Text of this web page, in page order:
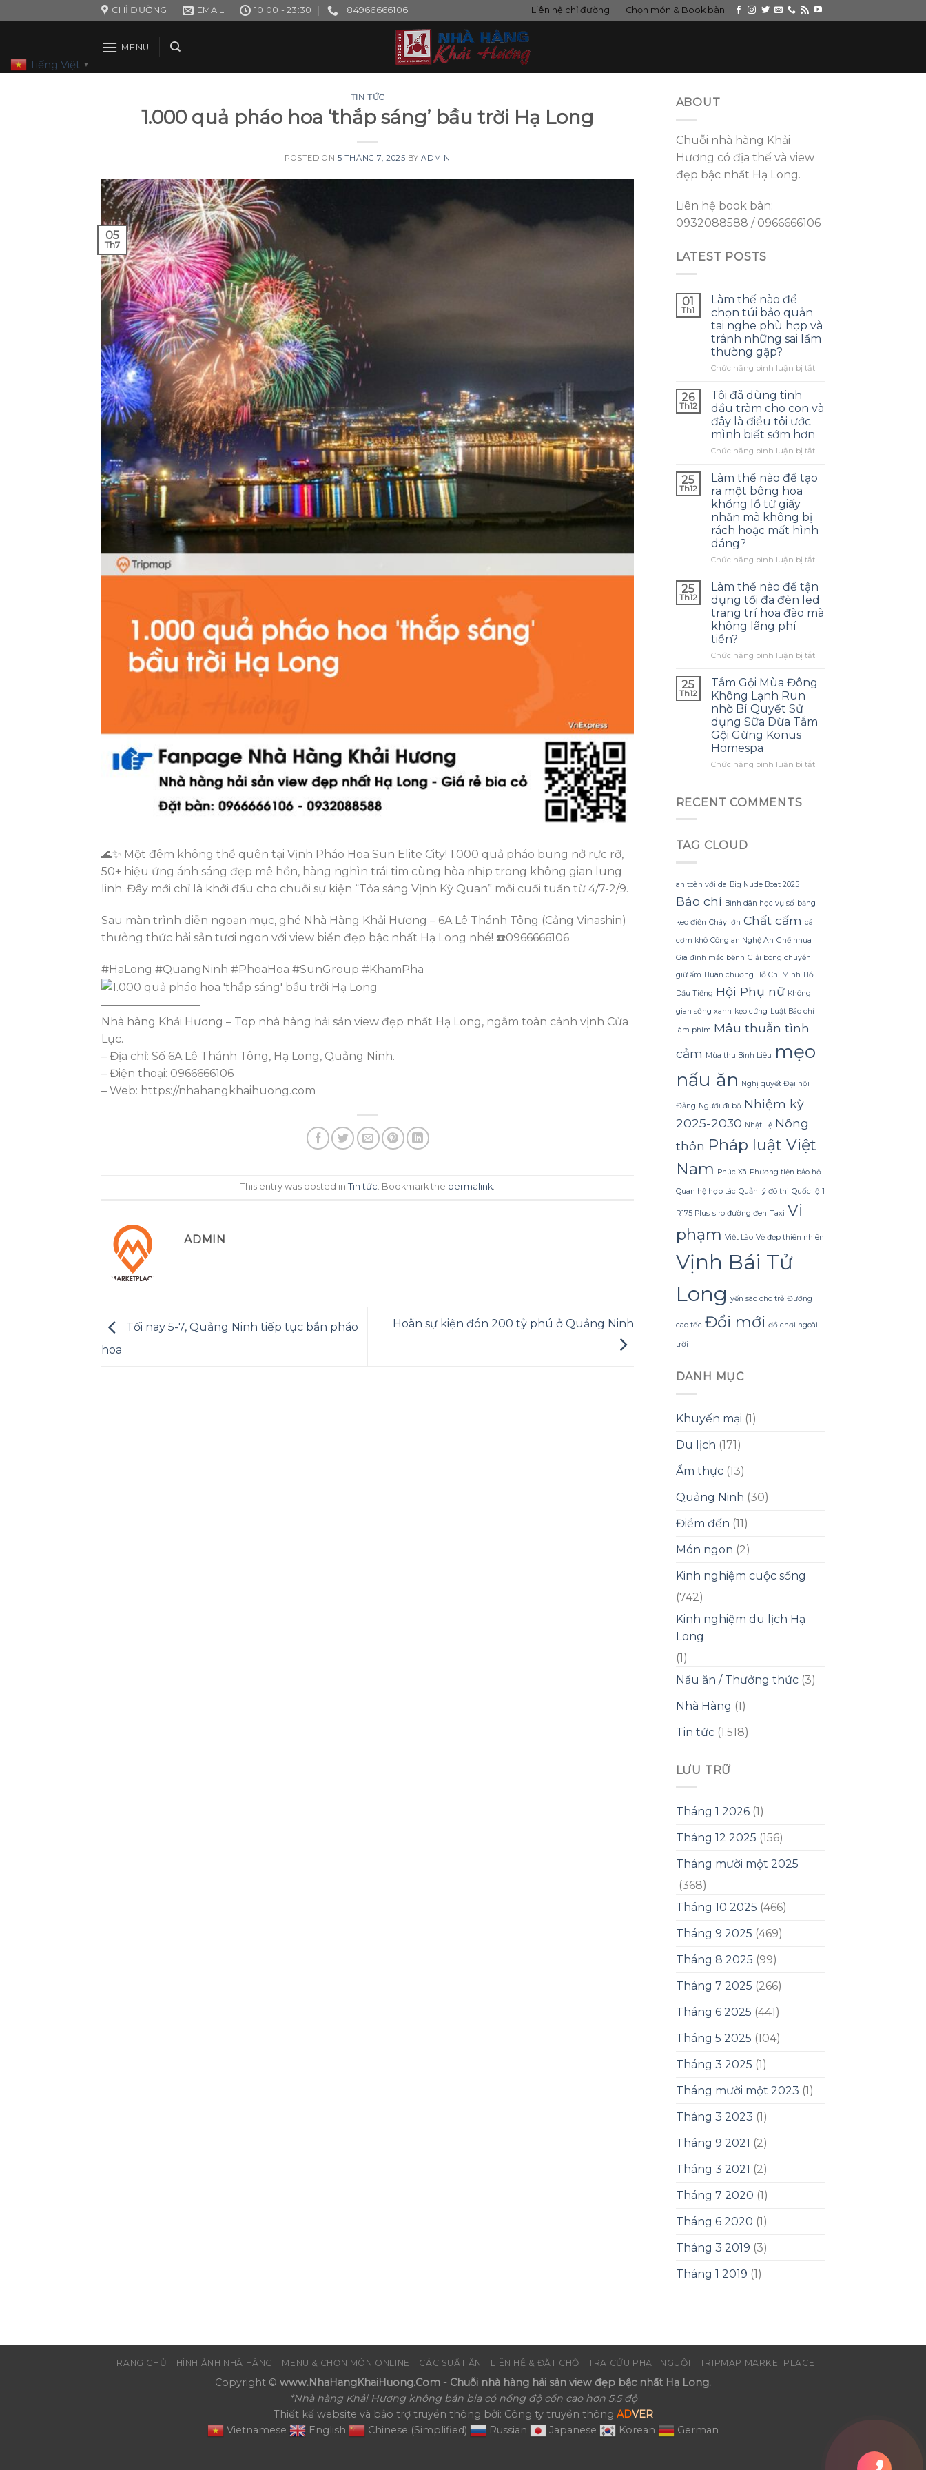
to
CHỈ ĐƯỜNG EMAIL 10:00 - 23:30 +84966666106 Liên hệ chỉ đường Chọn món & Book bàn
MENU
TIN TỨC
1.000 quả pháo hoa ‘thắp sáng’ bầu trời Hạ Long
POSTED ON 5 THÁNG 7, 2025 BYADMIN
05
Th7
🌊✨ Một đêm không thể quên tại Vịnh Pháo Hoa Sun Elite City! 1.000 quả pháo bung nở rực rỡ,
50+ hiệu ứng ánh sáng đẹp mê hồn, hàng nghìn trái tim cùng hòa nhịp trong không gian lung
linh. Đây mới chỉ là khởi đầu cho chuỗi sự kiện “Tỏa sáng Vịnh Kỳ Quan” mỗi cuối tuần từ 4/7-2/9.
Sau màn trình diễn ngoạn mục, ghé Nhà Hàng Khải Hương – 6A Lê Thánh Tông (Cảng Vinashin)
thưởng thức hải sản tươi ngon với view biển đẹp bậc nhất Hạ Long nhé! ☎️0966666106
#HaLong #QuangNinh #PhoaHoa #SunGroup #KhamPha
—————————
Nhà hàng Khải Hương – Top nhà hàng hải sản view đẹp nhất Hạ Long, ngắm toàn cảnh vịnh Cửa
Lục.
– Địa chỉ: Số 6A Lê Thánh Tông, Hạ Long, Quảng Ninh.
– Điện thoại: 0966666106
– Web: https://nhahangkhaihuong.com
This entry was posted in Tin tức. Bookmark the permalink.
ADMIN
Tối nay 5-7, Quảng Ninh tiếp tục bắn pháo
hoa
Hoãn sự kiện đón 200 tỷ phú ở Quảng Ninh
ABOUT
Chuỗi nhà hàng Khải
Hương có địa thế và view
đẹp bậc nhất Hạ Long.
Liên hệ book bàn:
0932088588 / 0966666106
LATEST POSTS
01
Th1
Làm thế nào để
chọn túi bảo quản
tai nghe phù hợp và
tránh những sai lầm
thường gặp?
Chức năng bình luận bị tắtở
nào
để
túi
bảo
nghe
tránh
gặp?
26
Th12
Tôi đã dùng tinh
dầu tràm cho con và
đây là điều tôi ước
mình biết sớm hơn
Chức năng bình luận bị tắtở
đã
dùng
cho
điều
tôi
ước
hơn
25
Th12
Làm thế nào để tạo
ra một bông hoa
khổng lồ từ giấy
nhăn mà không bị
rách hoặc mất hình
dáng?
Chức năng bình luận bị tắtở
thế
nào
để
tạo
bông
lồ
nhăn
rách
25
Th12
Làm thế nào để tận
dụng tối đa đèn led
trang trí hoa đào mà
không lãng phí
tiền?
Chức năng bình luận bị tắtở
thế
nào
dụng
25
Th12
Tắm Gội Mùa Đông
Không Lạnh Run
nhờ Bí Quyết Sử
dụng Sữa Dừa Tắm
Gội Gừng Konus
Homespa
Chức năng bình luận bị tắtở
dụng
RECENT COMMENTS
TAG CLOUD
an toàn với da Big Nude Boat 2025
Báo chí Bình dân học vụ số băng
keo điện Cháy lớn Chất cấm cá
cơm khô Công an Nghệ An Ghế nhựa
Gia đình mắc bệnh Giải bóng chuyền
giữ ấm Huân chương Hồ Chí Minh Hồ
Dầu Tiếng Hội Phụ nữ Không
gian sống xanh kẹo cứng Luật Báo chí
làm phim Mâu thuẫn tình
cảm Mùa thu Bình Liêu
mẹo
nấu ăn Nghị quyết Đại hội
Đảng Người đi bộ Nhiệm kỳ
2025-2030 Nhật Lệ Nông
thôn Pháp luật Việt
Nam Phúc Xã Phương tiện bảo hộ
Quan hệ hợp tác Quản lý đô thị Quốc lộ 1
R175 Plus siro đường đen Taxi Vi
phạm Việt Lào Vẻ đẹp thiên nhiên
Vịnh Bái Tử
Long yến sào cho trẻ Đường
cao tốc Đổi mới đồ chơi ngoài
trời
DANH MỤC
Khuyến mại (1)
Du lịch (171)
Ẩm thực(13)
Quảng Ninh (30)
Điểm đến (11)
Món ngon (2)
Kinh nghiệm cuộc sống
(742)
Kinh nghiệm du lịch Hạ
Long
(1)
Nấu ăn / Thưởng thức(3)
Nhà Hàng (1)
Tin tức(1.518)
LƯU TRỮ
Tháng 1 2026(1)
Tháng 12 2025 (156)
Tháng mười một 2025
(368)
Tháng 10 2025 (466)
Tháng 9 2025 (469)
Tháng 8 2025 (99)
Tháng 7 2025 (266)
Tháng 6 2025 (441)
Tháng 5 2025 (104)
Tháng 3 2025 (1)
Tháng mười một 2023 (1)
Tháng 3 2023 (1)
Tháng 9 2021 (2)
Tháng 3 2021 (2)
Tháng 7 2020 (1)
Tháng 6 2020 (1)
Tháng 3 2019 (3)
Tháng 1 2019 (1)
TRANG CHỦ HÌNH ẢNH NHÀ HÀNG MENU & CHỌN MÓN ONLINE CÁC SUẤT ĂN LIÊN HỆ & ĐẶT CHỖ TRA CỨU PHẠT NGUỘI TRIPMAP MARKETPLACE
Copyright © www.NhaHangKhaiHuong.Com - Chuỗi nhà hàng hải sản view đẹp bậc nhất Hạ Long.
*Nhà hàng Khải Hương không bán bia có nồng độ cồn cao hơn 5.5 độ
Thiết kế website và bảo trợ truyền thông bởi: Công ty truyền thông ADVER
Vietnamese
English Chinese (Simplified) Russian Japanese Korean German
Tiếng Việt ▼